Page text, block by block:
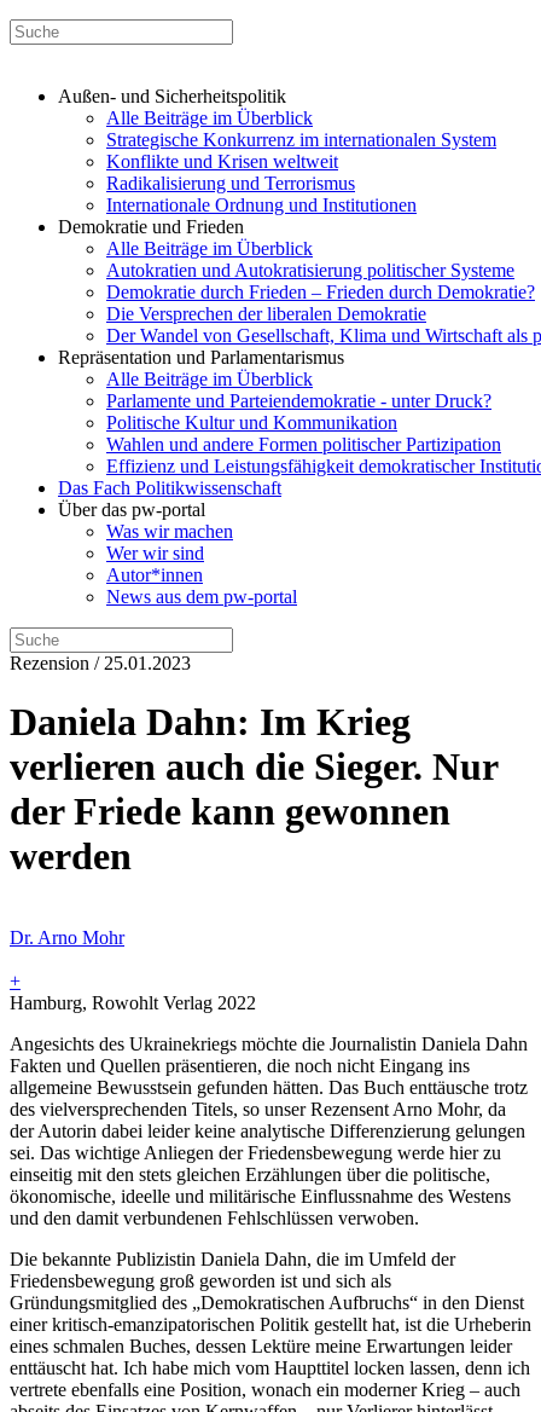
Außen- und Sicherheitspolitik
Alle Beiträge im Überblick
Strategische Konkurrenz im internationalen System
Konflikte und Krisen weltweit
Radikalisierung und Terrorismus
Internationale Ordnung und Institutionen
Demokratie und Frieden
Alle Beiträge im Überblick
Autokratien und Autokratisierung politischer Systeme
Demokratie durch Frieden – Frieden durch Demokratie?
Die Versprechen der liberalen Demokratie
Der Wandel von Gesellschaft, Klima und Wirtschaft als
Repräsentation und Parlamentarismus
Alle Beiträge im Überblick
Parlamente und Parteiendemokratie - unter Druck?
Politische Kultur und Kommunikation
Wahlen und andere Formen politischer Partizipation
Effizienz und Leistungsfähigkeit demokratischer
Das Fach Politikwissenschaft
Über das pw-portal
Was wir machen
Wer wir sind
Autor*innen
News aus dem pw-portal
Rezension / 25.01.2023
Daniela Dahn: Im Krieg
verlieren auch die Sieger. Nur
der Friede kann gewonnen
werden
Dr. Arno Mohr
+
Hamburg, Rowohlt Verlag 2022
Angesichts des Ukrainekriegs möchte die Journalistin Daniela Dahn
Fakten und Quellen präsentieren, die noch nicht Eingang ins
allgemeine Bewusstsein gefunden hätten. Das Buch enttäusche trotz
des vielversprechenden Titels, so unser Rezensent Arno Mohr, da
der Autorin dabei leider keine analytische Differenzierung gelungen
sei. Das wichtige Anliegen der Friedensbewegung werde hier zu
einseitig mit den stets gleichen Erzählungen über die politische,
ökonomische, ideelle und militärische Einflussnahme des Westens
und den damit verbundenen Fehlschlüssen verwoben.
Die bekannte Publizistin Daniela Dahn, die im Umfeld der
Friedensbewegung groß geworden ist und sich als
Gründungsmitglied des „Demokratischen Aufbruchs“ in den Dienst
einer kritisch-emanzipatorischen Politik gestellt hat, ist die Urheberin
eines schmalen Buches, dessen Lektüre meine Erwartungen leider
enttäuscht hat. Ich habe mich vom Haupttitel locken lassen, denn ich
vertrete ebenfalls eine Position, wonach ein moderner Krieg – auch